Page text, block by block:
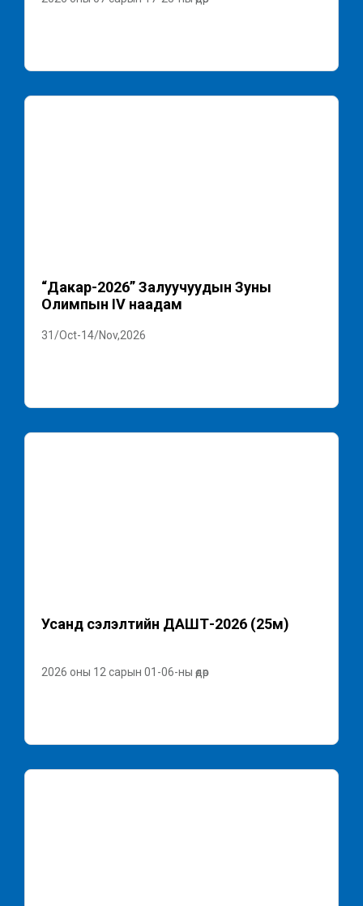
“Дакар-2026” Залуучуудын Зуны
Олимпын IV наадам
31/Oct-14/Nov,2026
Усанд сэлэлтийн ДАШТ-2026 (25м)
2026 оны 12 сарын 01-06-ны өдөр